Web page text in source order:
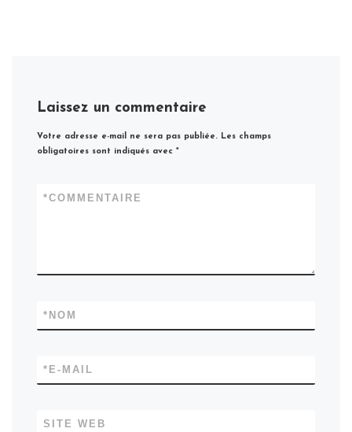
Laissez un commentaire
Votre adresse e-mail ne sera pas publiée. Les champs
obligatoires sont indiqués avec*
COMMENTAIRE
*
NOM
*
E-MAIL
*
SITE WEB